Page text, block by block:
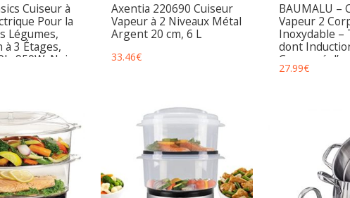
Cuiseur à
Pour la
Légumes,
3 Étages,
950W, Noir
Axentia 220690 Cuiseur
Vapeur à 2 Niveaux Métal
Argent 20 cm, 6 L
33.46€
BAUMALU –
Vapeur 2
Inoxydable –
dont
Composé
27.99€